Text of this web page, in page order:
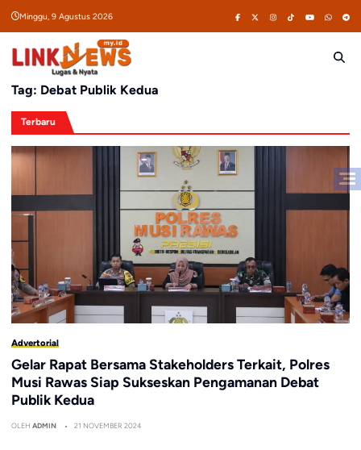
Minggu, 9 Agustus 2026
Tag: Debat Publik Kedua
Terbaru
Advertorial
Gelar Rapat Bersama Stakeholders Terkait, Polres
Musi Rawas Siap Sukseskan Pengamanan Debat
Publik Kedua
OLEH ADMIN 21 NOVEMBER 2024